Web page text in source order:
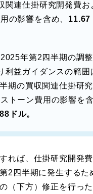
関連仕掛研究開発費お
の影響を含め、 11.67
2025年第2四半期の調
利益ガイダンスの範囲
期の買収関連仕掛研
トーン費用の影響を含
ドル。
れば、仕掛研究開発
2四半期に発生するた
（下方）修正を行っ